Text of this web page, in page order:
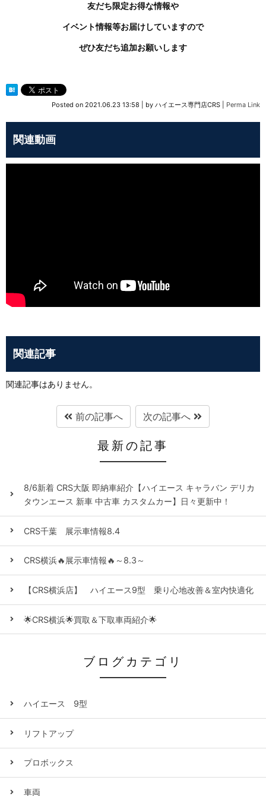
友だち限定お得な情報や
イベント情報等お届けしていますので
ぜひ友だち追加お願いします
Posted on 2021.06.23 13:58 by ハイエース専門店CRS Perma Link
関連動画
関連記事
関連記事はありません。
前の記事へ 次の記事へ
最新の記事
8/6新着 CRS大阪 即納車紹介【ハイエース キャラバン デリカ
タウンエース 新車 中古車 カスタムカー】日々更新中！
CRS千葉 展示車情報8.4
CRS横浜🔥展示車情報🔥～8.3～
【CRS横浜店】 ハイエース9型 乗り心地改善＆室内快適化
🌟CRS横浜🌟買取＆下取車両紹介🌟
ブログカテゴリ
ハイエース 9型
リフトアップ
プロボックス
車両